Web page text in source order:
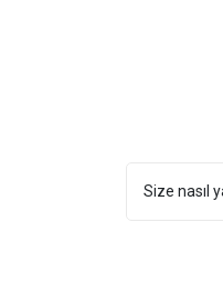
Size nasıl